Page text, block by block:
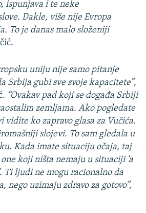
ispunjava i te neke
Dakle, više nije Evropa
To je danas malo složeniji
uniju nije samo pitanje
Srbija gubi sve svoje kapacitete”,
“Ovakav pad koji se događa Srbiji
zemljama. Ako pogledate
vidite ko zapravo glasa za Vučića.
slojevi. To sam gledala u
Kada imate situaciju očaja, taj
koji ništa nemaju u situaciji ‘a
Ti ljudi ne mogu racionalno da
nego uzimaju zdravo za gotovo”,